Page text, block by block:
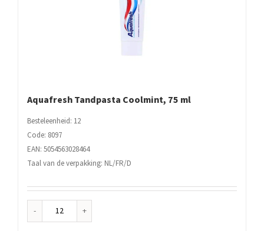
Aquafresh Tandpasta Coolmint, 75 ml
Besteleenheid: 12
Code: 8097
EAN: 5054563028464
Taal van de verpakking: NL/FR/D
Aquafresh